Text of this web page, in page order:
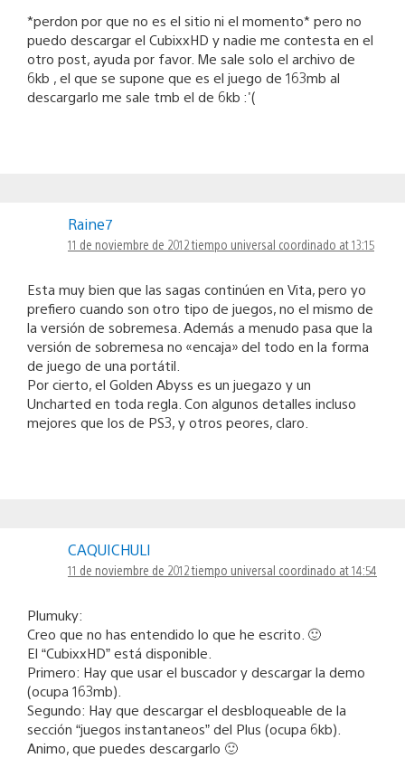
*perdon por que no es el sitio ni el momento* pero no
puedo descargar el CubixxHD y nadie me contesta en el
otro post, ayuda por favor. Me sale solo el archivo de
6kb , el que se supone que es el juego de 163mb al
descargarlo me sale tmb el de 6kb :'(
Raine7
11 de noviembre de 2012 tiempo universal coordinado at 13:15
Esta muy bien que las sagas continúen en Vita, pero yo
prefiero cuando son otro tipo de juegos, no el mismo de
la versión de sobremesa. Además a menudo pasa que la
versión de sobremesa no «encaja» del todo en la forma
de juego de una portátil.
Por cierto, el Golden Abyss es un juegazo y un
Uncharted en toda regla. Con algunos detalles incluso
mejores que los de PS3, y otros peores, claro.
CAQUICHULI
11 de noviembre de 2012 tiempo universal coordinado at 14:54
Plumuky:
Creo que no has entendido lo que he escrito. 🙂
El “CubixxHD” está disponible.
Primero: Hay que usar el buscador y descargar la demo
(ocupa 163mb).
Segundo: Hay que descargar el desbloqueable de la
sección “juegos instantaneos” del Plus (ocupa 6kb).
Animo, que puedes descargarlo 🙂